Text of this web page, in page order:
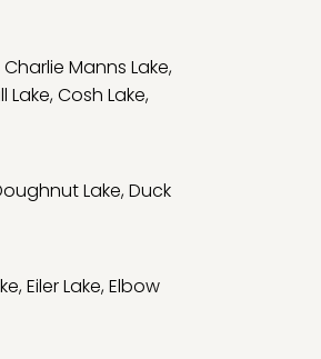
Charlie Manns Lake,
Lake,Cosh Lake,
Lake,Duck
,Eiler Lake,Elbow